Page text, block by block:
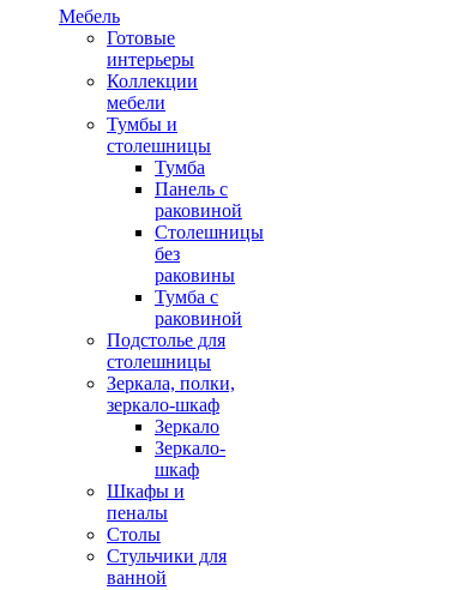
Мебель
Готовые
интерьеры
Коллекции
мебели
Тумбы и
столешницы
Тумба
Панель с
раковиной
Столешницы
без
раковины
Тумба с
раковиной
Подстолье для
столешницы
Зеркала, полки,
зеркало-шкаф
Зеркало
Зеркало-
шкаф
Шкафы и
пеналы
Столы
Стульчики для
ванной